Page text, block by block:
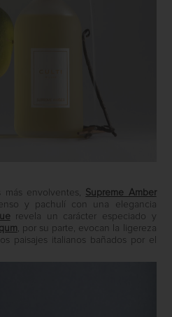
más envolventes, Supreme Amber
y pachulí con una elegancia
revela un carácter especiado y
, por su parte, evocan la ligereza
paisajes italianos bañados por el